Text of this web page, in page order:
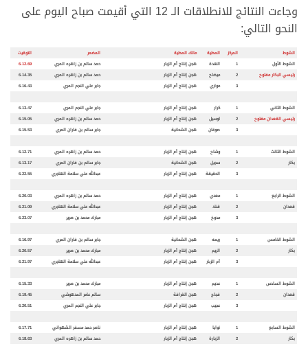
وجاءت النتائج للانطلاقات الـ 12 التي أقيمت صباح اليوم على
النحو التالي:
الشوط المركز المطية مالك المطية المضمر
التوقيت
الشوط الأول
1 الهدة هجن إنتاج أم الزبار حمد سالم بن زاهره المري
6.12.69
رئيسي البكار مفتوح
2 ميضاح هجن إنتاج أم الزبار حمد سالم بن زاهره المري
6.14.35
3
مواري هجن إنتاج أم الزبار جابر علي النجم المري 6.16.43
الشوط الثاني 1 كرار هجن إنتاج أم الزبار جابر علي النجم المري
6.13.47
رئيسي القعدان مفتوح
2 لوسيل هجن إنتاج أم الزبار حمد سالم بن زاهره المري
6.15.05
3
صوغان هجن الشحانية جابر سالم بن فاران المري 6.15.53
الشوط الثالث 1 وشاح هجن إنتاج أم الزبار حمد سالم بن زاهره المري
6.12.71
بكار
2 سجيل هجن الشحانية جابر سالم بن فاران المري
6.13.17
3
الحقيقة هجن إنتاج أم الزبار عبدالله علي سلامة الهاجري 6.22.55
الشوط الرابع 1 معدي هجن إنتاج أم الزبار حمد سالم بن زاهره المري
6.20.03
قعدان
2 قناد هجن إنتاج أم الزبار عبدالله علي سلامة الهاجري
6.21.09
3
مدوخ هجن إنتاج أم الزبار مبارك محمد بن صرير 6.23.07
الشوط الخامس 1 ريمه هجن الشحانية جابر سالم بن فاران المري
6.16.97
بكار
2 الريم هجن إنتاج أم الزبار مبارك محمد بن صرير
6.20.57
3
أم الزبار هجن إنتاج أم الزبار عبدالله علي سلامة الهاجري 6.21.97
الشوط السادس 1 عديم هجن إنتاج أم الزبار مبارك محمد بن صرير
6.15.33
قعدان
2 فجاج هجن الغرافة سالم عامر المدهوشي
6.19.45
3
عجيب هجن إنتاج أم الزبار جابر علي النجم المري 6.20.51
الشوط السابع 1 نوايا هجن إنتاج أم الزبار ناصر حمد مسفر الشهواني
6.17.71
بكار
2 الزبارة هجن إنتاج أم الزبار حمد سالم بن زاهره المري
6.18.63